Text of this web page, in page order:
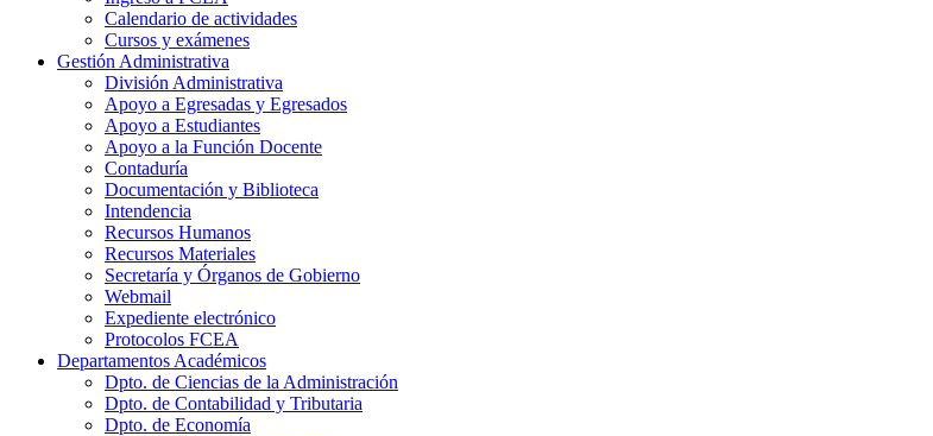
Calendario de actividades
Cursos y exámenes
Gestión Administrativa
División Administrativa
Apoyo a Egresadas y Egresados
Apoyo a Estudiantes
Apoyo a la Función Docente
Contaduría
Documentación y Biblioteca
Intendencia
Recursos Humanos
Recursos Materiales
Secretaría y Órganos de Gobierno
Webmail
Expediente electrónico
Protocolos FCEA
Departamentos Académicos
Dpto. de Ciencias de la Administración
Dpto. de Contabilidad y Tributaria
Dpto. de Economía